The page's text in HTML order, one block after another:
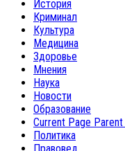
История
Криминал
Культура
Медицина
Здоровье
Мнения
Наука
Новости
Образование
Current Page Parent
Политика